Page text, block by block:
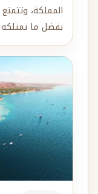
المملكة،
بفضل ما